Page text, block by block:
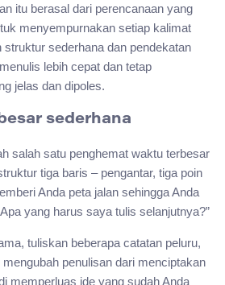
itu berasal dari perencanaan yang
menyempurnakan setiap kalimat
struktur sederhana dan pendekatan
lebih cepat dan tetap
jelas dan dipoles.
sederhana
salah satu penghemat waktu terbesar
tiga baris – pengantar, tiga poin
Anda peta jalan sehingga Anda
yang harus saya tulis selanjutnya?”
tuliskan beberapa catatan peluru,
penulisan dari menciptakan
memperluas ide yang sudah Anda